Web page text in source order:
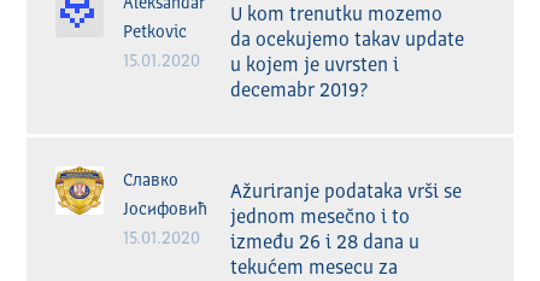
Aleksandar
Petkovic
15.01.2020
U kom trenutku mozemo
da ocekujemo takav update
u kojem je uvrsten i
decemabr 2019?
Славко
Јосифовић
15.01.2020
Ažuriranje podataka vrši se
jednom mesečno i to
između 26 i 28 dana u
tekućem mesecu za